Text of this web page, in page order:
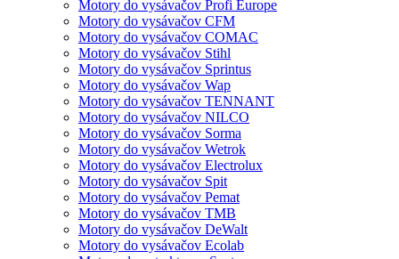
Motory do vysávačov Profi Europe
Motory do vysávačov CFM
Motory do vysávačov COMAC
Motory do vysávačov Stihl
Motory do vysávačov Sprintus
Motory do vysávačov Wap
Motory do vysávačov TENNANT
Motory do vysávačov NILCO
Motory do vysávačov Sorma
Motory do vysávačov Wetrok
Motory do vysávačov Electrolux
Motory do vysávačov Spit
Motory do vysávačov Pemat
Motory do vysávačov TMB
Motory do vysávačov DeWalt
Motory do vysávačov Ecolab